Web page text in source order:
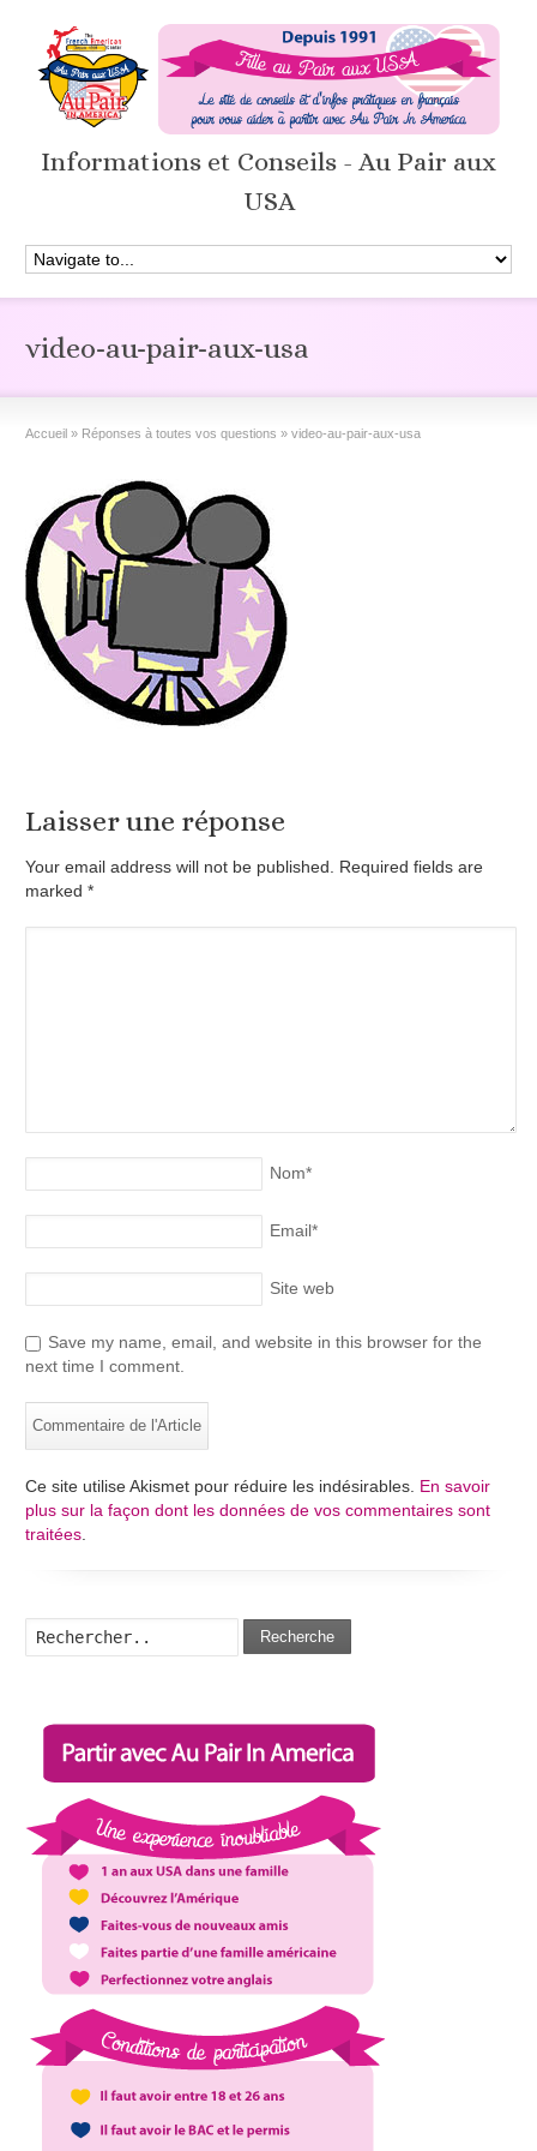
Informations et Conseils - Au Pair aux
USA
video-au-pair-aux-usa
Accueil » Réponses à toutes vos questions » video-au-pair-aux-usa
Laisser une réponse
Your email address will not be published. Required fields are
marked*
Nom*
Email*
Site web
Save my name, email, and website in this browser for the
next time I comment.
Ce site utilise Akismet pour réduire les indésirables. En savoir
plus sur la façon dont les données de vos commentaires sont
traitées
Recherche